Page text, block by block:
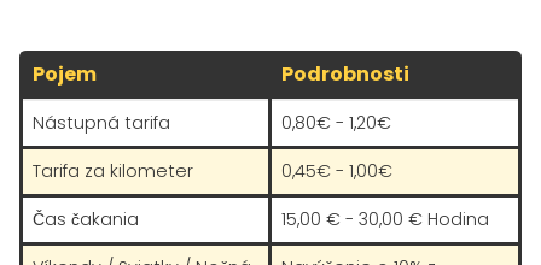
Pojem Podrobnosti
Nástupná tarifa
0,80€ - 1,20€
Tarifa za kilometer
0,45€ - 1,00€
Čas čakania
15,00 € - 30,00 € Hodina